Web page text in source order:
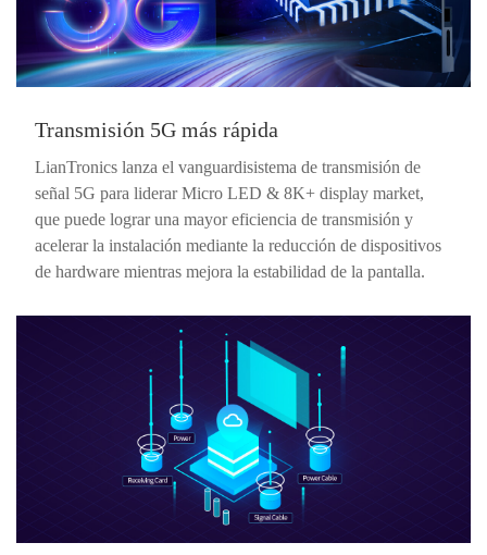
Transmisión 5G más rápida
LianTronics lanza el vanguardisistema de transmisión de
señal 5G para liderar Micro LED & 8K+ display market,
que puede lograr una mayor eficiencia de transmisión y
acelerar la instalación mediante la reducción de dispositivos
de hardware mientras mejora la estabilidad de la pantalla.